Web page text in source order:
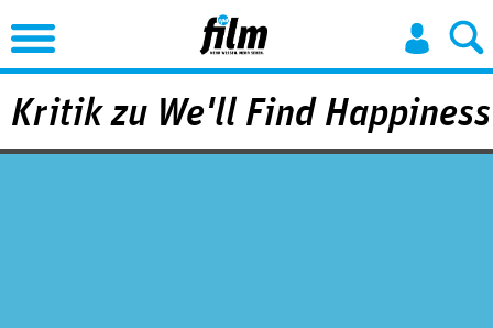
Jump to Navigation
Kritik zu We'll Find Happiness